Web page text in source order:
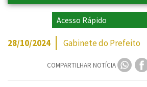
28/10/2024 Gabinete do Prefeito
COMPARTILHAR NOTÍCIA